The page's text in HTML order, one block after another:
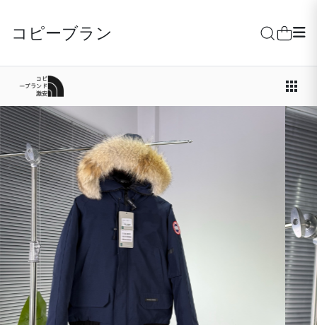
コピーブランド激安